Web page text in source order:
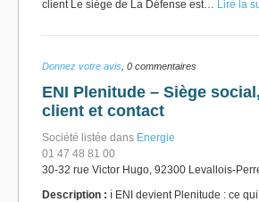
client Le siège de La Défense est… Lire la
Donnez votre avis , 0 commentaires
ENI Plenitude – Siège
client et contact
Société listée dans Energie
01 47 48 81 00
30-32 rue Victor Hugo, 92300 Levallois-
Description : ℹ️ ENI devient Plenitude : ce